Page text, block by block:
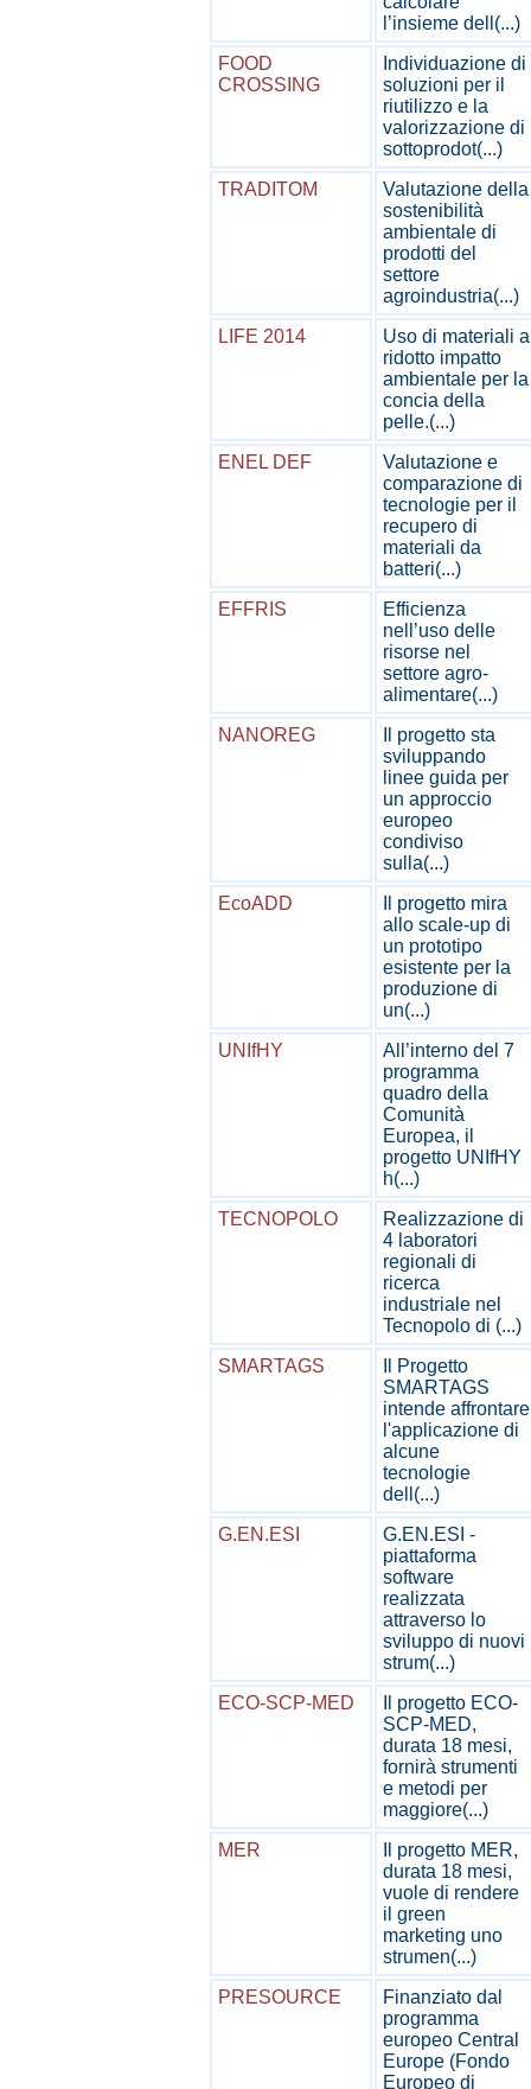
l’insieme dell(...)
FOOD
CROSSING
Individuazione di
soluzioni per il
riutilizzo e la
valorizzazione di
sottoprodot(...)
TRADITOM
Valutazione della
sostenibilità
ambientale di
prodotti del
settore
agroindustria(...)
LIFE 2014
Uso di materiali a
ridotto impatto
ambientale per la
concia della
pelle.(...)
ENEL DEF
Valutazione e
comparazione di
tecnologie per il
recupero di
materiali da
batteri(...)
EFFRIS
Efficienza
nell’uso delle
risorse nel
settore agro-
alimentare(...)
NANOREG
Il progetto sta
sviluppando
linee guida per
un approccio
europeo
condiviso
sulla(...)
EcoADD
Il progetto mira
allo scale-up di
un prototipo
esistente per la
produzione di
un(...)
UNIfHY
All’interno del 7
programma
quadro della
Comunità
Europea, il
progetto UNIfHY
h(...)
TECNOPOLO
Realizzazione di
4 laboratori
regionali di
ricerca
industriale nel
Tecnopolo di (...)
SMARTAGS
Il Progetto
SMARTAGS
intende affrontare
l'applicazione di
alcune
tecnologie
dell(...)
G.EN.ESI
G.EN.ESI -
piattaforma
software
realizzata
attraverso lo
sviluppo di nuovi
strum(...)
ECO-SCP-MED
Il progetto ECO-
SCP-MED,
durata 18 mesi,
fornirà strumenti
e metodi per
maggiore(...)
MER
Il progetto MER,
durata 18 mesi,
vuole di rendere
il green
marketing uno
strumen(...)
PRESOURCE
Finanziato dal
programma
europeo Central
Europe (Fondo
Europeo di